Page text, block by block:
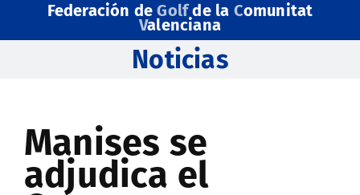
Federación deGolfde la Comunitat
Valenciana
Noticias
Manises se
adjudica el